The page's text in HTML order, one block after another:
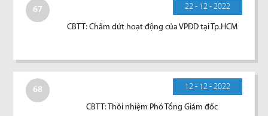
67 22 - 12 - 2022
CBTT: Chấm dứt hoạt động của VPĐD tại Tp.HCM
68 12 - 12 - 2022
CBTT: Thôi nhiệm Phó Tổng Giám đốc